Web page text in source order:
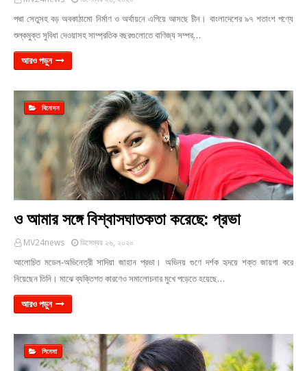
পদ্মা সেতুসহ বড় অবকাঠামো নির্মাণ ও অর্থায়নে এগিয়ে আসছে চীন। বাংলাদেশের ৯৭ শতাংশ পণ্যে
শুল্কমুক্ত সুবিধা দেওয়াসহ সাম্প্রতিক বছরগুলোতে বাণিজ্য সম্পর্…
আরও পড়ুন
বিনোদন
ও আমার সঙ্গে বিশ্বাসঘাতকতা করেছে: প্রভা
MV24news ডিসেম্বর ২৬, ২০২০
আলোচিত মডেল-অভিনেত্রী সাদিয়া জাহান প্রভা। অভিনয় গুণে দর্শক হৃদয়ে শক্ত জায়গা করে
নিয়েছেন তিনি। মাঝে ব্যক্তিগত কারণেও সমালোচনার মুখে পড়েতে হয়েছে…
আরও পড়ুন
সিনেমা